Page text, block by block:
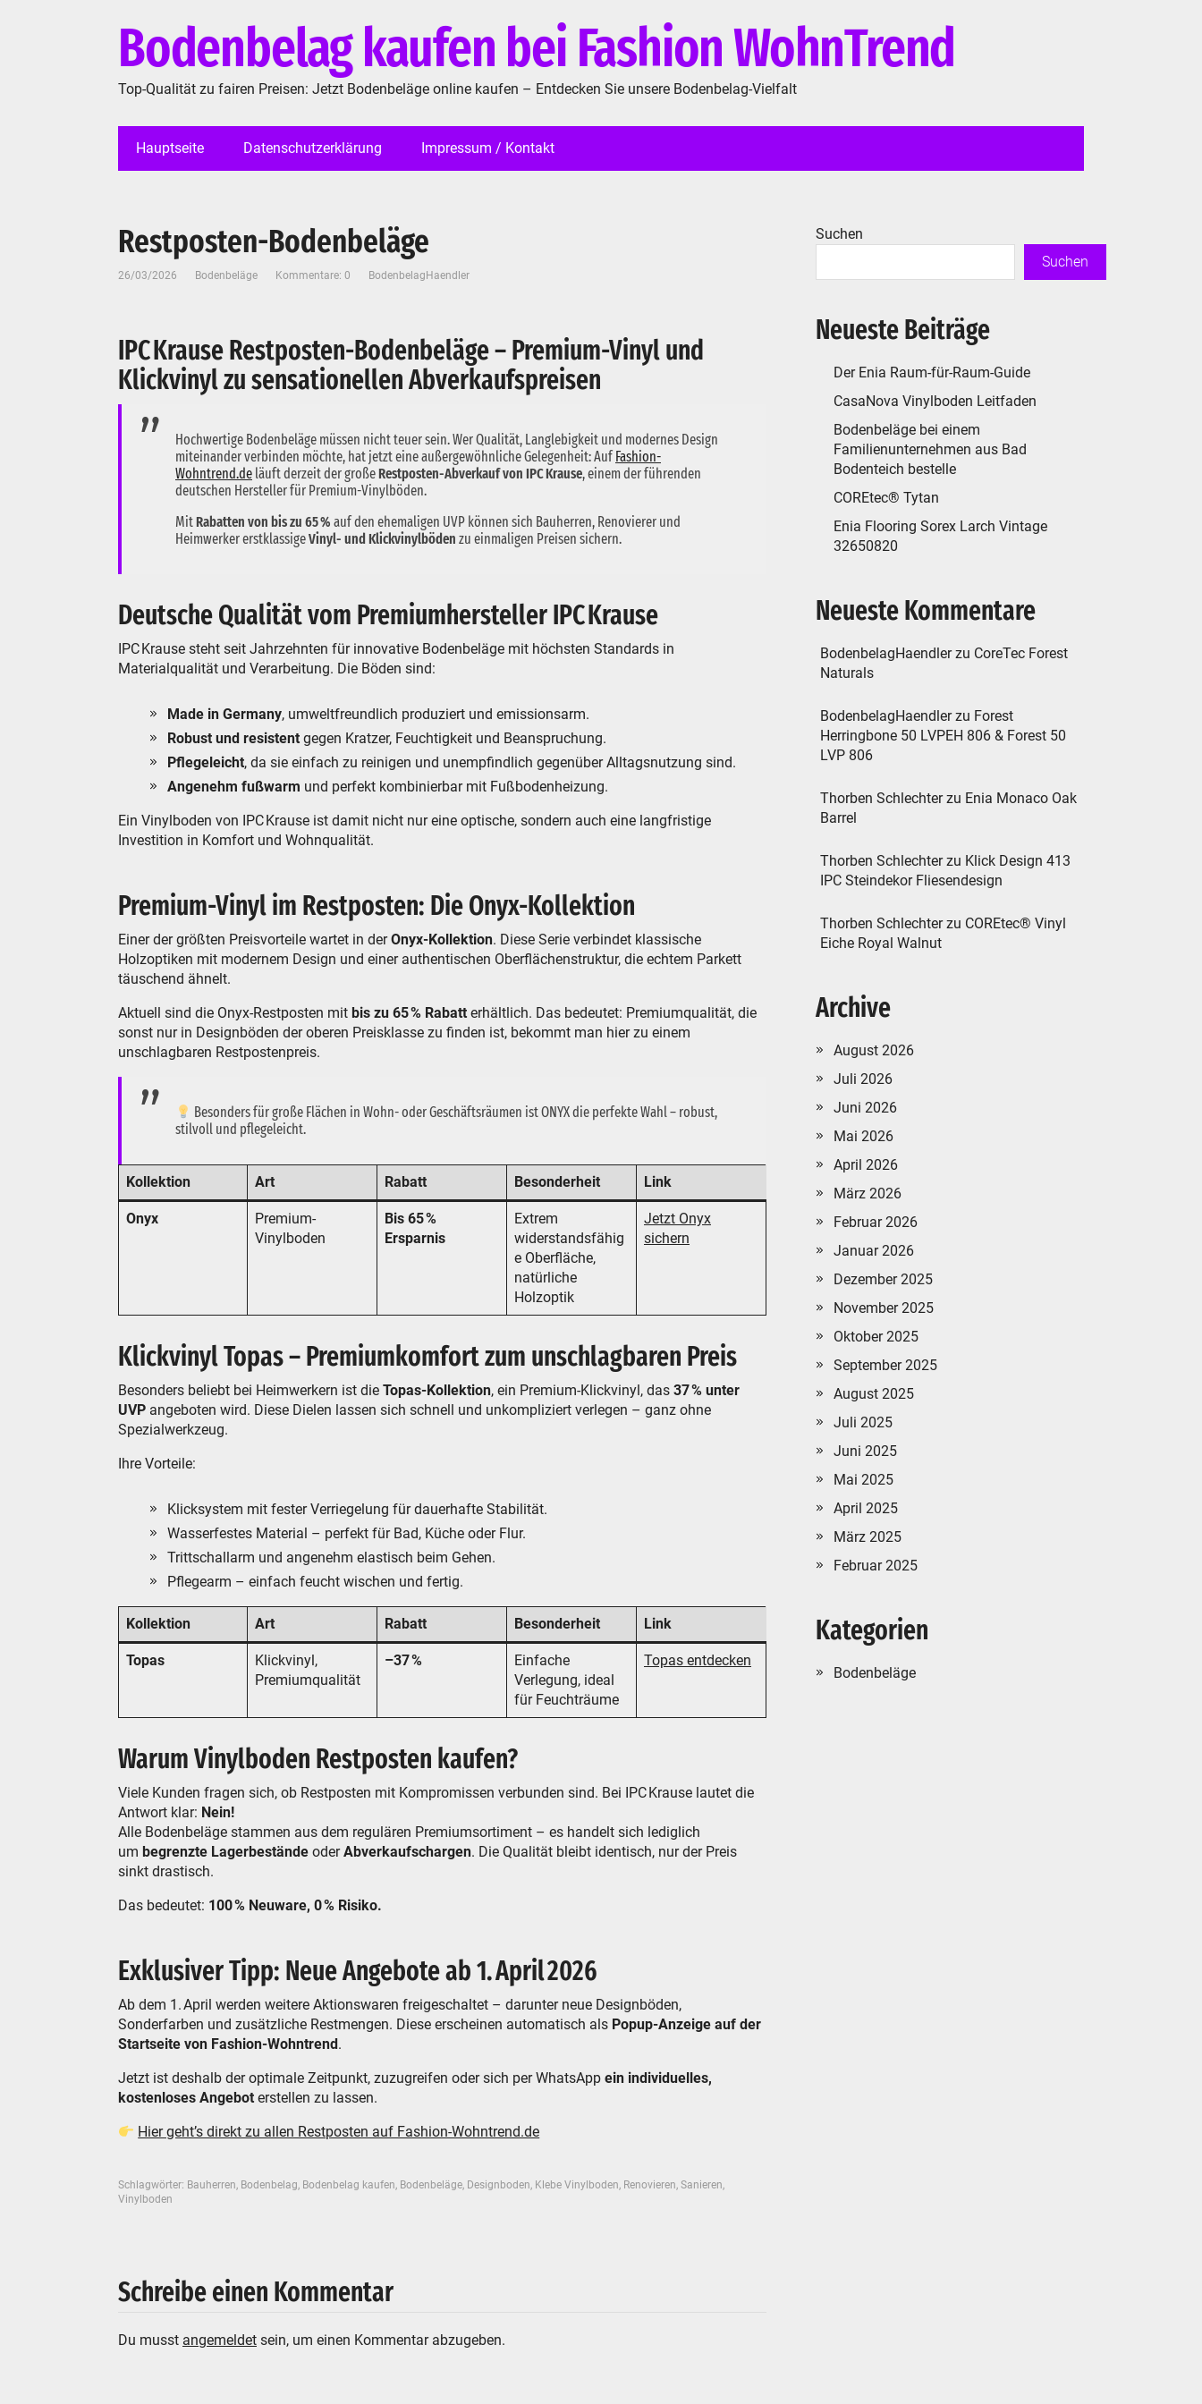
Bodenbelag kaufen bei Fashion WohnTrend
Top-Qualität zu fairen Preisen: Jetzt Bodenbeläge online kaufen – Entdecken Sie unsere Bodenbelag-Vielfalt
Hauptseite Datenschutzerklärung Impressum / Kontakt
Restposten-Bodenbeläge
26/03/2026 Bodenbeläge Kommentare: 0 BodenbelagHaendler
IPC Krause Restposten-Bodenbeläge – Premium-Vinyl und
Klickvinyl zu sensationellen Abverkaufspreisen
Hochwertige Bodenbeläge müssen nicht teuer sein. Wer Qualität, Langlebigkeit und modernes Design
miteinander verbinden möchte, hat jetzt eine außergewöhnliche Gelegenheit: AufFashion-
Wohntrend.de läuft derzeit der großeRestposten-Abverkauf von IPC Krause, einem der führenden
deutschen Hersteller für Premium-Vinylböden.
MitRabatten von bis zu 65 % auf den ehemaligen UVP können sich Bauherren, Renovierer und
Heimwerker erstklassigeVinyl- und Klickvinylböden zu einmaligen Preisen sichern.
Deutsche Qualität vom Premiumhersteller IPC Krause
IPC Krause steht seit Jahrzehnten für innovative Bodenbeläge mit höchsten Standards in
Materialqualität und Verarbeitung. Die Böden sind:
Made in Germany, umweltfreundlich produziert und emissionsarm.
Robust und resistent gegen Kratzer, Feuchtigkeit und Beanspruchung.
Pflegeleicht, da sie einfach zu reinigen und unempfindlich gegenüber Alltagsnutzung sind.
Angenehm fußwarm und perfekt kombinierbar mit Fußbodenheizung.
Ein Vinylboden von IPC Krause ist damit nicht nur eine optische, sondern auch eine langfristige
Investition in Komfort und Wohnqualität.
Premium-Vinyl im Restposten: Die Onyx-Kollektion
Einer der größten Preisvorteile wartet in derOnyx-Kollektion. Diese Serie verbindet klassische
Holzoptiken mit modernem Design und einer authentischen Oberflächenstruktur, die echtem Parkett
täuschend ähnelt.
Aktuell sind die Onyx-Restposten mit bis zu 65 % Rabatt erhältlich. Das bedeutet: Premiumqualität, die
sonst nur in Designböden der oberen Preisklasse zu finden ist, bekommt man hier zu einem
unschlagbaren Restpostenpreis.
Besonders für große Flächen in Wohn- oder Geschäftsräumen ist ONYX die perfekte Wahl – robust,
stilvoll und pflegeleicht.
Kollektion Art Rabatt Besonderheit Link
Onyx
Premium-
Vinylboden
Bis 65 %
Ersparnis
Extrem
widerstandsfähig
e Oberfläche,
natürliche
Holzoptik
Jetzt Onyx
sichern
Klickvinyl Topas – Premiumkomfort zum unschlagbaren Preis
Besonders beliebt bei Heimwerkern ist die Topas-Kollektion, ein Premium-Klickvinyl, das 37 % unter
UVP angeboten wird. Diese Dielen lassen sich schnell und unkompliziert verlegen – ganz ohne
Spezialwerkzeug.
Ihre Vorteile:
Klicksystem mit fester Verriegelung für dauerhafte Stabilität.
Wasserfestes Material – perfekt für Bad, Küche oder Flur.
Trittschallarm und angenehm elastisch beim Gehen.
Pflegearm – einfach feucht wischen und fertig.
Kollektion Art Rabatt Besonderheit Link
Topas
Klickvinyl,
Premiumqualität
–37 %
Einfache
Verlegung, ideal
für Feuchträume
Topas entdecken
Warum Vinylboden Restposten kaufen?
Viele Kunden fragen sich, ob Restposten mit Kompromissen verbunden sind. Bei IPC Krause lautet die
Antwort klar: Nein!
Alle Bodenbeläge stammen aus dem regulären Premiumsortiment – es handelt sich lediglich
um begrenzte Lagerbestände oderAbverkaufschargen. Die Qualität bleibt identisch, nur der Preis
sinkt drastisch.
Das bedeutet: 100 % Neuware, 0 % Risiko.
Exklusiver Tipp: Neue Angebote ab 1. April 2026
Ab dem 1. April werden weitere Aktionswaren freigeschaltet – darunter neue Designböden,
Sonderfarben und zusätzliche Restmengen. Diese erscheinen automatisch als Popup-Anzeige auf der
Startseite von Fashion-Wohntrend.
Jetzt ist deshalb der optimale Zeitpunkt, zuzugreifen oder sich per WhatsApp ein individuelles,
kostenloses Angebot erstellen zu lassen.
Hier geht’s direkt zu allen Restposten auf Fashion-Wohntrend.de
Schlagwörter: Bauherren, Bodenbelag, Bodenbelag kaufen, Bodenbeläge, Designboden, Klebe Vinylboden, Renovieren, Sanieren,
Vinylboden
Schreibe einen Kommentar
Du musst angemeldet sein, um einen Kommentar abzugeben.
Suchen
Suchen
Neueste Beiträge
Der Enia Raum-für-Raum-Guide
CasaNova Vinylboden Leitfaden
Bodenbeläge bei einem
Familienunternehmen aus Bad
Bodenteich bestelle
COREtec® Tytan
Enia Flooring Sorex Larch Vintage
32650820
Neueste Kommentare
BodenbelagHaendlerzu CoreTec Forest
Naturals
BodenbelagHaendlerzu Forest
Herringbone 50 LVPEH 806 & Forest 50
LVP 806
Thorben Schlechterzu Enia Monaco Oak
Barrel
Thorben Schlechterzu Klick Design 413
IPC Steindekor Fliesendesign
Thorben Schlechterzu COREtec® Vinyl
Eiche Royal Walnut
Archive
August 2026
Juli 2026
Juni 2026
Mai 2026
April 2026
März 2026
Februar 2026
Januar 2026
Dezember 2025
November 2025
Oktober 2025
September 2025
August 2025
Juli 2025
Juni 2025
Mai 2025
April 2025
März 2025
Februar 2025
Kategorien
Bodenbeläge